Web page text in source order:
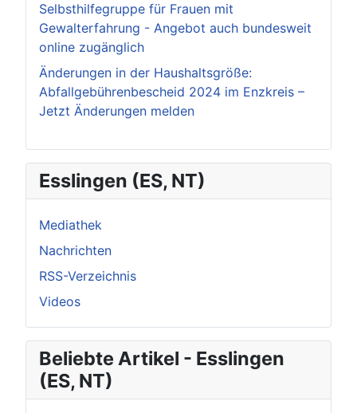
Selbsthilfegruppe für Frauen mit
Gewalterfahrung - Angebot auch bundesweit
online zugänglich
Änderungen in der Haushaltsgröße:
Abfallgebührenbescheid 2024 im Enzkreis –
Jetzt Änderungen melden
Esslingen (ES, NT)
Mediathek
Nachrichten
RSS-Verzeichnis
Videos
Beliebte Artikel - Esslingen
(ES, NT)